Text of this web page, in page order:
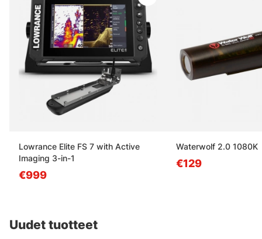
Lowrance Elite FS 7 with Active
Imaging 3-in-1
€999
Waterwolf 2.0 1080K
€129
Uudet tuotteet